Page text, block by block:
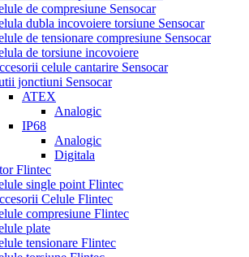
de compresiune Sensocar
dubla incovoiere torsiune Sensocar
de tensionare compresiune Sensocar
de torsiune incovoiere
celule cantarire Sensocar
jonctiuni Sensocar
ATEX
Analogic
IP68
Analogic
Digitala
Flintec
single point Flintec
Celule Flintec
compresiune Flintec
plate
tensionare Flintec